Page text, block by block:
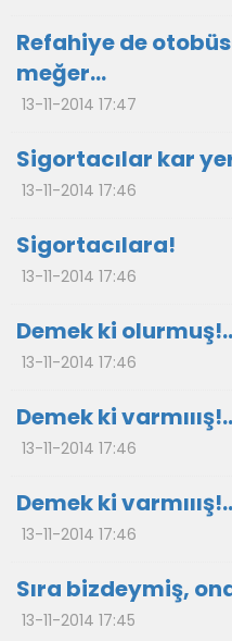
Refahiye de
meğer…
13-11-2014 17:47
Sigortacılar kar
13-11-2014 17:46
Sigortacılara!
13-11-2014 17:46
Demek ki
13-11-2014 17:46
Demek ki
13-11-2014 17:46
Demek ki
13-11-2014 17:46
Sıra bizdeymiş,
13-11-2014 17:45